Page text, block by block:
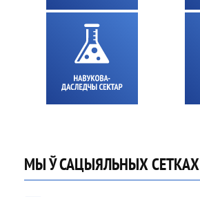
МЫ Ў САЦЫЯЛЬНЫХ СЕТКАХ